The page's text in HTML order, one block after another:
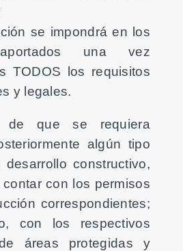
se impondrá en los
una vez
TODOS los requisitos
y legales.
de que se requiera
algún tipo
constructivo,
con los permisos
correspondientes;
con los respectivos
áreas protegidas y